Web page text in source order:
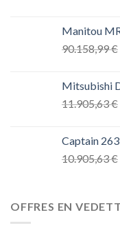
Manitou
90.158,99€
Mitsubishi
11.905,63€
Captain 263
10.905,63€
OFFRES EN